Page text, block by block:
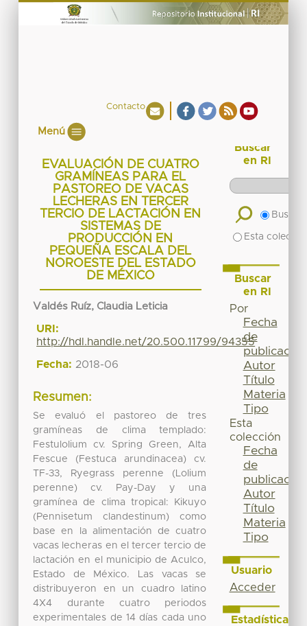
Contacto
Menú
EVALUACIÓN DE CUATRO
GRAMÍNEAS PARA EL
PASTOREO DE VACAS
LECHERAS EN TERCER
TERCIO DE LACTACIÓN EN
SISTEMAS DE
PRODUCCIÓN EN
PEQUEÑA ESCALA DEL
NOROESTE DEL ESTADO
DE MÉXICO
Valdés Ruíz, Claudia Leticia
URI:
http://hdl.handle.net/20.500.11799/94355
Fecha: 2018-06
Resumen:
Se evaluó el pastoreo de tres
gramíneas de clima templado:
Festulolium cv. Spring Green, Alta
Fescue (Festuca arundinacea) cv.
TF-33, Ryegrass perenne (Lolium
perenne) cv. Pay-Day y una
gramínea de clima tropical: Kikuyo
(Pennisetum clandestinum) como
base en la alimentación de cuatro
vacas lecheras en el tercer tercio de
lactación en el municipio de Aculco,
Estado de México. Las vacas se
distribuyeron en un cuadro latino
4X4 durante cuatro periodos
experimentales de 14 días cada uno
Buscar
en RI
Buscar
Esta
Buscar
en RI
Por
Fecha
de
publicación
Autor
Título
Materia
Tipo
Esta
colección
Fecha
de
publicación
Autor
Título
Materia
Tipo
Usuario
Acceder
Estadísticas